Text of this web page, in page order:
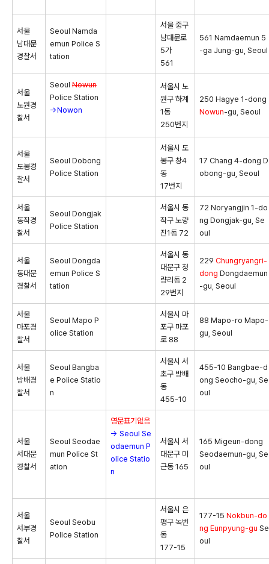
서울
남대문
경찰서
Seoul Namda
emun Police S
tation
서울 중구
남대문로
5가
561
561 Namdaemun 5
-ga Jung-gu, Seoul
서울
노원경
찰서
Seoul Nowun
Police Station
→Nowon
서울시 노
원구 하계
1동
250번지
250 Hagye 1-dong
Nowun-gu, Seoul
서울
도봉경
찰서
Seoul Dobong
Police Station
서울시 도
봉구 창4
동
17번지
17 Chang 4-dong D
obong-gu, Seoul
서울
동작경
찰서
Seoul Dongjak
Police Station
서울시 동
작구 노량
진1동 72
72 Noryangjin 1-do
ng Dongjak-gu, Se
oul
서울
동대문
경찰서
Seoul Dongda
emun Police S
tation
서울시 동
대문구 청
량리동 2
29번지
229 Chungryangri-
dong Dongdaemun
-gu, Seoul
서울
마포경
찰서
Seoul Mapo P
olice Station
서울시 마
포구 마포
로 88
88 Mapo-ro Mapo-
gu, Seoul
서울
방배경
찰서
Seoul Bangba
e Police Statio
n
서울시 서
초구 방배
동
455-10
455-10 Bangbae-d
ong Seocho-gu, Se
oul
서울
서대문
경찰서
Seoul Seodae
mun Police St
ation
영문표기없음
→ Seoul Se
odaemun P
olice Statio
n
서울시 서
대문구 미
근동 165
165 Migeun-dong
Seodaemun-gu, Se
oul
서울
서부경
찰서
Seoul Seobu
Police Station
서울시 은
평구 녹번
동
177-15
177-15 Nokbun-do
ng Eunpyung-gu Se
oul